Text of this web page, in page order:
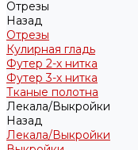
Отрезы
Назад
Отрезы
Кулирная гладь
Футер 2-х нитка
Футер 3-х нитка
Тканые полотна
Лекала/Выкройки
Назад
Лекала/Выкройки